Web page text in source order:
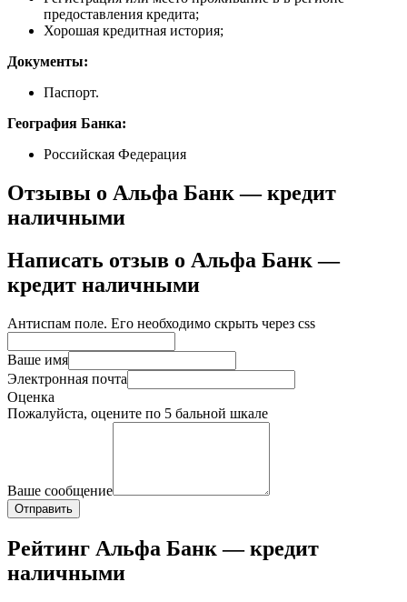
предоставления кредита;
Хорошая кредитная история;
Документы:
Паспорт.
География Банка:
Российская Федерация
Отзывы о Альфа Банк — кредит
наличными
Написать отзыв о Альфа Банк —
кредит наличными
Антиспам поле. Его необходимо скрыть через css
Ваше имя
Электронная почта
Оценка
Пожалуйста, оцените по 5 бальной шкале
Ваше сообщение
Рейтинг Альфа Банк — кредит
наличными